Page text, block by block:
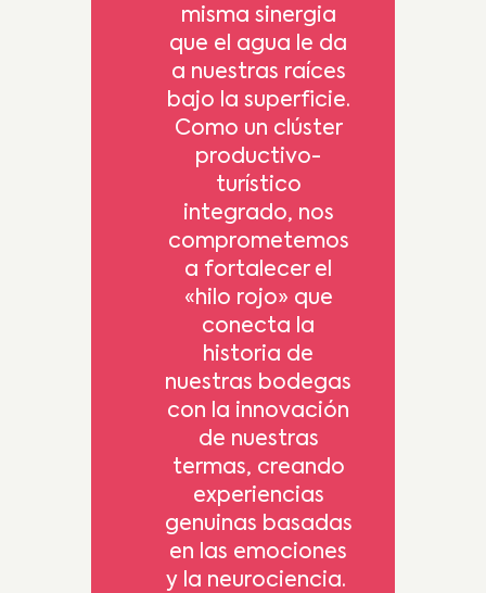
misma sinergia
que el agua le da
a nuestras raíces
bajo la superficie.
Como un clúster
productivo-
turístico
integrado, nos
comprometemos
a fortalecer el
«hilo rojo» que
conecta la
historia de
nuestras bodegas
con la innovación
de nuestras
termas, creando
experiencias
genuinas basadas
en las emociones
y la neurociencia.